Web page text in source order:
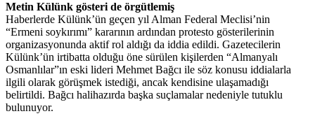
Metin Külünk gösteri de örgütlemiş
Haberlerde Külünk’ün geçen yıl Alman Federal Meclisi’nin
“Ermeni soykırımı” kararının ardından protesto gösterilerinin
organizasyonunda aktif rol aldığı da iddia edildi. Gazetecilerin
Külünk’ün irtibatta olduğu öne sürülen kişilerden “Almanyalı
Osmanlılar”ın eski lideri Mehmet Bağcı ile söz konusu iddialarla
ilgili olarak görüşmek istediği, ancak kendisine ulaşamadığı
belirtildi. Bağcı halihazırda başka suçlamalar nedeniyle tutuklu
bulunuyor.